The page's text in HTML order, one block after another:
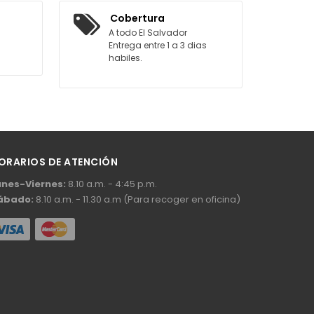
Cobertura
A todo El Salvador
Entrega entre 1 a 3 dias
habiles.
DE ATENCIÓN
Viernes: 8.10 a.m. - 4:45 p.m.
8.10 a.m. - 11.30 a.m (Para recoger en oficina)